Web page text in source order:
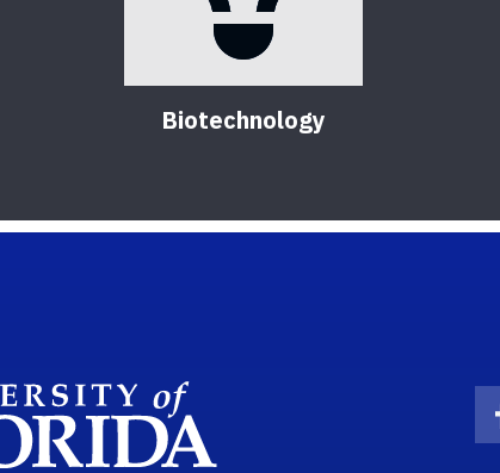
Biotechnology